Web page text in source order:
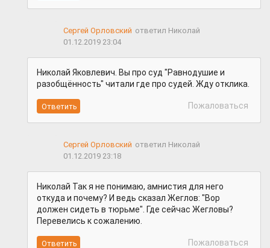
Сергей Орловский ответил Николай
01.12.2019 23:04
Николай Яковлевич. Вы про суд "Равнодушие и
разобщённость" читали где про судей. Жду отклика.
Пожаловаться
Сергей Орловский ответил Николай
01.12.2019 23:18
Николай Так я не понимаю, амнистия для него
откуда и почему? И ведь сказал Жеглов: "Вор
должен сидеть в тюрьме". Где сейчас Жегловы?
Перевелись к сожалению.
Пожаловаться